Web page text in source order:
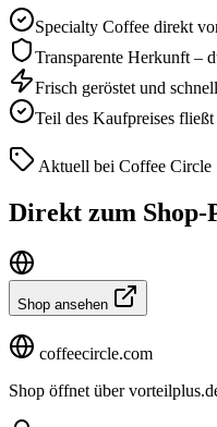
Specialty Coffee direkt
Transparente Herkunft –
Frisch geröstet und
Teil des Kaufpreises
Aktuell bei Coffee Circle
Direkt zum Shop-
Shop ansehen
coffeecircle.com
Shop öffnet über